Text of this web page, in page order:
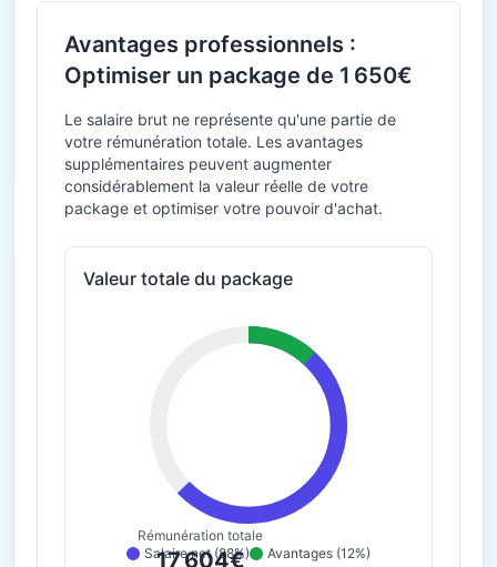
Avantages professionnels :
Optimiser un package de 1 650€
Le salaire brut ne représente qu'une partie de
votre rémunération totale. Les avantages
supplémentaires peuvent augmenter
considérablement la valeur réelle de votre
package et optimiser votre pouvoir d'achat.
Valeur totale du package
Rémunération totale
17 604€
Salaire net (88%) Avantages (12%)